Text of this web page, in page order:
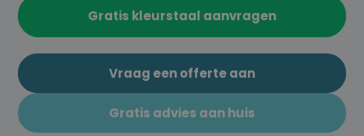
Gratis kleurstaal aanvragen
Vraag een offerte aan
Gratis advies aan huis